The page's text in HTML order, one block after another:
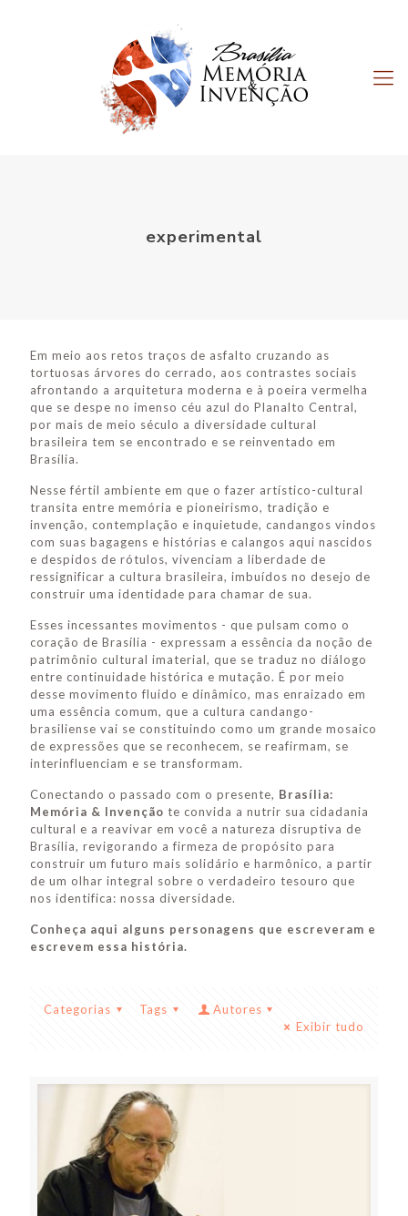
experimental
Em meio aos retos traços de asfalto cruzando as
tortuosas árvores do cerrado, aos contrastes sociais
afrontando a arquitetura moderna e à poeira vermelha
que se despe no imenso céu azul do Planalto Central,
por mais de meio século a diversidade cultural
brasileira tem se encontrado e se reinventado em
Brasília.
Nesse fértil ambiente em que o fazer artístico-cultural
transita entre memória e pioneirismo, tradição e
invenção, contemplação e inquietude, candangos vindos
com suas bagagens e histórias e calangos aqui nascidos
e despidos de rótulos, vivenciam a liberdade de
ressignificar a cultura brasileira, imbuídos no desejo de
construir uma identidade para chamar de sua.
Esses incessantes movimentos - que pulsam como o
coração de Brasília - expressam a essência da noção de
patrimônio cultural imaterial, que se traduz no diálogo
entre continuidade histórica e mutação. É por meio
desse movimento fluido e dinâmico, mas enraizado em
uma essência comum, que a cultura candango-
brasiliense vai se constituindo como um grande mosaico
de expressões que se reconhecem, se reafirmam, se
interinfluenciam e se transformam.
Conectando o passado com o presente, Brasília:
Memória & Invenção te convida a nutrir sua cidadania
cultural e a reavivar em você a natureza disruptiva de
Brasília, revigorando a firmeza de propósito para
construir um futuro mais solidário e harmônico, a partir
de um olhar integral sobre o verdadeiro tesouro que
nos identifica: nossa diversidade.
Conheça aqui alguns personagens que escreveram e
escrevem essa história.
Categorias Tags
Autores
Exibir tudo